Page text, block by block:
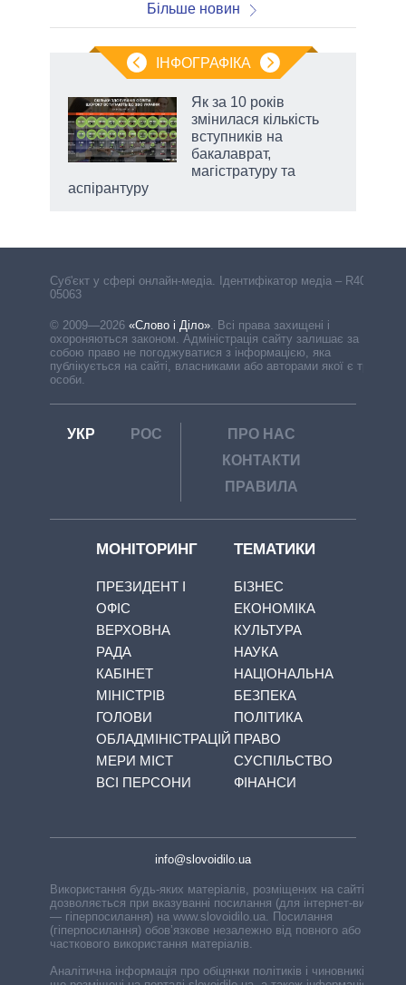
Більше новин
ІНФОГРАФІКА
Як за 10 років
змінилася кількість
вступників на
бакалаврат,
магістратуру та
аспірантуру
Cуб'єкт у сфері онлайн-медіа. Ідентифікатор медіа – R40-
05063
© 2009—2026 «Слово і Діло». Всі права захищені і
охороняються законом. Адміністрація сайту залишає за
собою право не погоджуватися з інформацією, яка
публікується на сайті, власниками або авторами якої є треті
особи.
УКР РОС
ПРО НАС
КОНТАКТИ
ПРАВИЛА
МОНІТОРИНГ
ПРЕЗИДЕНТ І
ОФІС
ВЕРХОВНА
РАДА
КАБІНЕТ
МІНІСТРІВ
ГОЛОВИ
ОБЛАДМІНІСТРАЦІЙ
МЕРИ МІСТ
ВСІ ПЕРСОНИ
ТЕМАТИКИ
БІЗНЕС
ЕКОНОМІКА
КУЛЬТУРА
НАУКА
НАЦІОНАЛЬНА
БЕЗПЕКА
ПОЛІТИКА
ПРАВО
СУСПІЛЬСТВО
ФІНАНСИ
info@slovoidilo.ua
Використання будь-яких матеріалів, розміщених на сайті,
дозволяється при вказуванні посилання (для інтернет-видань
— гіперпосилання) на www.slovoidilo.ua. Посилання
(гіперпосилання) обов’язкове незалежно від повного або
часткового використання матеріалів.
Аналітична інформація про обіцянки політиків і чиновників,